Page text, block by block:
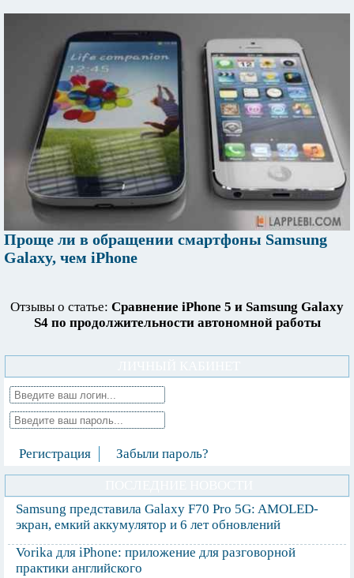
Проще ли в обращении смартфоны Samsung
Galaxy, чем iPhone
Отзывы о статье: Сравнение iPhone 5 и Samsung Galaxy
S4 по продолжительности автономной работы
Регистрация Забыли пароль?
Samsung представила Galaxy F70 Pro 5G: AMOLED-
экран, емкий аккумулятор и 6 лет обновлений
Vorika для iPhone: приложение для разговорной
практики английского